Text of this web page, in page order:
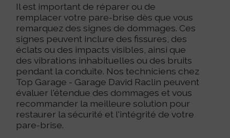
Il est important de réparer ou de
remplacer votre pare-brise dès que vous
remarquez des signes de dommages. Ces
signes peuvent inclure des fissures, des
éclats ou des impacts visibles, ainsi que
des vibrations inhabituelles ou des bruits
pendant la conduite. Nos techniciens chez
Top Garage - Garage David Raclin peuvent
évaluer l'étendue des dommages et vous
recommander la meilleure solution pour
restaurer la sécurité et l'intégrité de votre
pare-brise.